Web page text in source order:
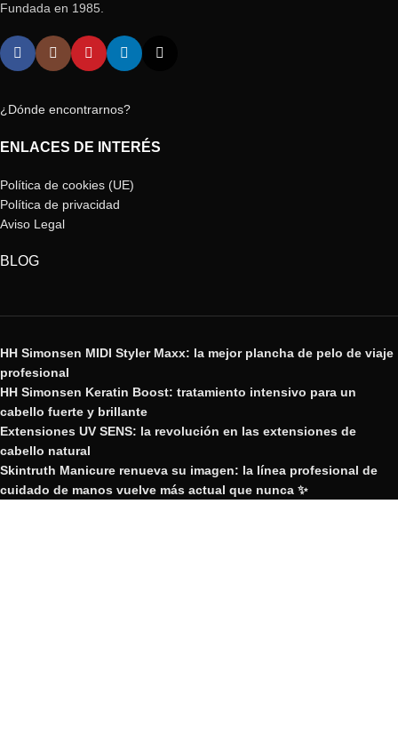
Fundada en 1985.
¿Dónde encontrarnos?
ENLACES DE INTERÉS
Política de cookies (UE)
Política de privacidad
Aviso Legal
BLOG
HH Simonsen MIDI Styler Maxx: la mejor plancha de pelo de viaje
profesional
HH Simonsen Keratin Boost: tratamiento intensivo para un
cabello fuerte y brillante
Extensiones UV SENS: la revolución en las extensiones de
cabello natural
Skintruth Manicure renueva su imagen: la línea profesional de
cuidado de manos vuelve más actual que nunca ✨